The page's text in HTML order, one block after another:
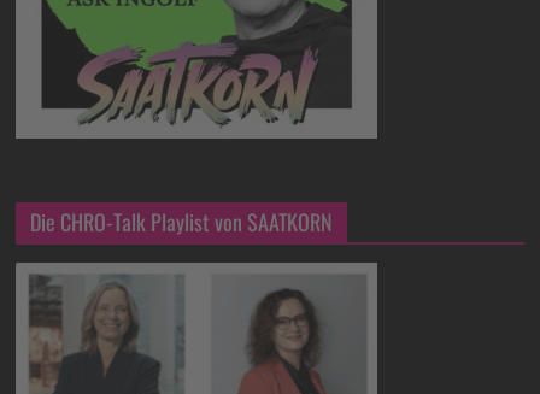
Die CHRO-Talk Playlist von SAATKORN